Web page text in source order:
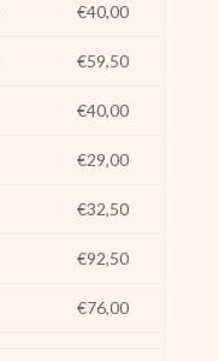
€40,00
€59,50
€40,00
€29,00
€32,50
€92,50
€76,00